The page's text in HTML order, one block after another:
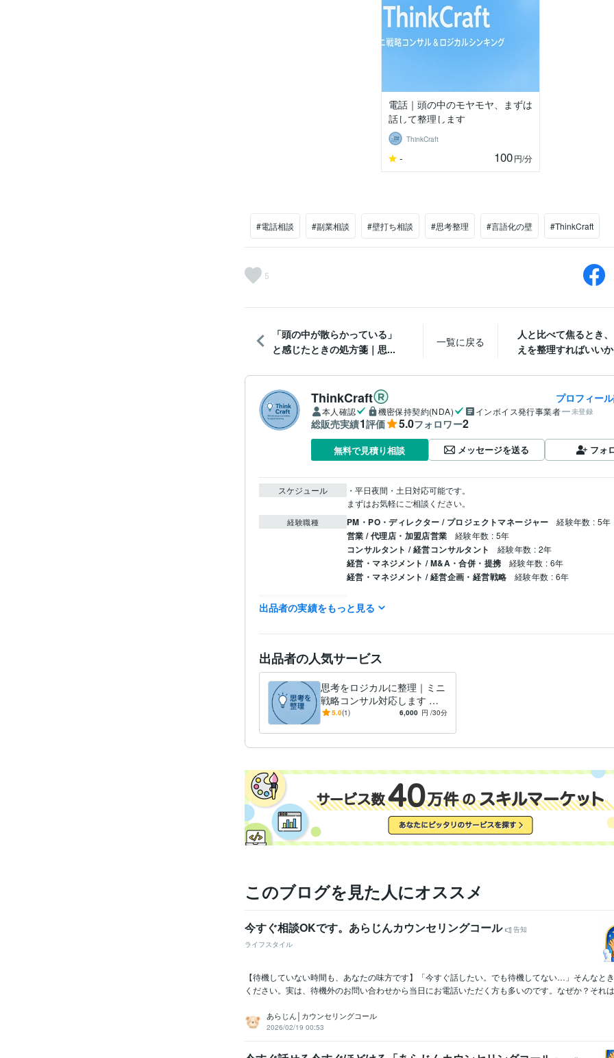
電話｜頭の中のモヤモヤ、まずは
話して整理します
ThinkCraft
- 100円/分
#電話相談 #副業相談 #壁打ち相談 #思考整理 #言語化の壁 #ThinkCraft
5
「頭の中が散らかっている」
と感じたときの処方箋｜思...
一覧に戻る
人と比べて焦るとき
えを整理すればいい
ThinkCraft プロフィー
本人確認 機密保持契約(NDA) インボイス発行事業者 未登録
総販売実績1評価 5.0フォロワー2
無料で見積り相談 メッセージを送る フォ
スケジュール
・平日夜間・土日対応可能です。
まずはお気軽にご相談ください。
経験職種 PM・PO・ディレクター / プロジェクトマネージャー 経験年数 : 5年
営業 / 代理店・加盟店営業 経験年数 : 5年
コンサルタント / 経営コンサルタント 経験年数 : 2年
経営・マネジメント / M&A・合併・提携 経験年数 : 6年
経営・マネジメント / 経営企画・経営戦略 経験年数 : 6年
資格・検定 TOEIC
語学力 英語 ビジネスレベル
出品者の実績をもっと見る
出品者の人気サービス
思考をロジカルに整理｜ミニ
戦略コンサル対応します ー
しっかり話そう。ビデオで対
5.0(1) 6,000 円 /30分
このブログを見た人にオススメ
今すぐ相談OKです。あらじんカウンセリングコール
告知
ライフスタイル
【待機していない時間も、あなたの味方です】「今すぐ話したい。でも待機してない…」そんなと
ください。実は、待機外のお問い合わせから当日にお電話いただく方も多いのです。なぜか？それ
あらじん│カウンセリングコール
2026/02/19 00:53